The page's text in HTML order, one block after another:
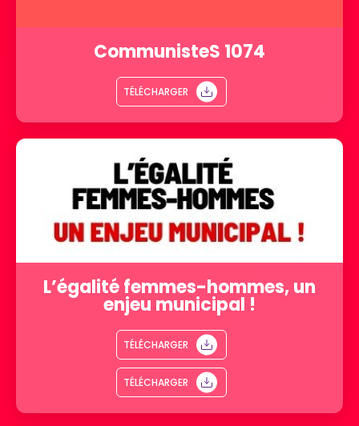
CommunisteS 1074
TÉLÉCHARGER
L’égalité femmes-hommes, un
enjeu municipal !
TÉLÉCHARGER
TÉLÉCHARGER